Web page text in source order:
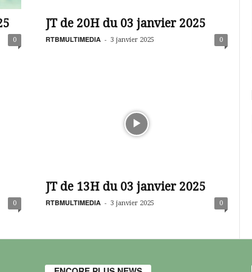
0
JT de 20H du 03 janvier 2025
RTBMULTIMEDIA - 3 janvier 2025 0
0
JT de 13H du 03 janvier 2025
RTBMULTIMEDIA - 3 janvier 2025 0